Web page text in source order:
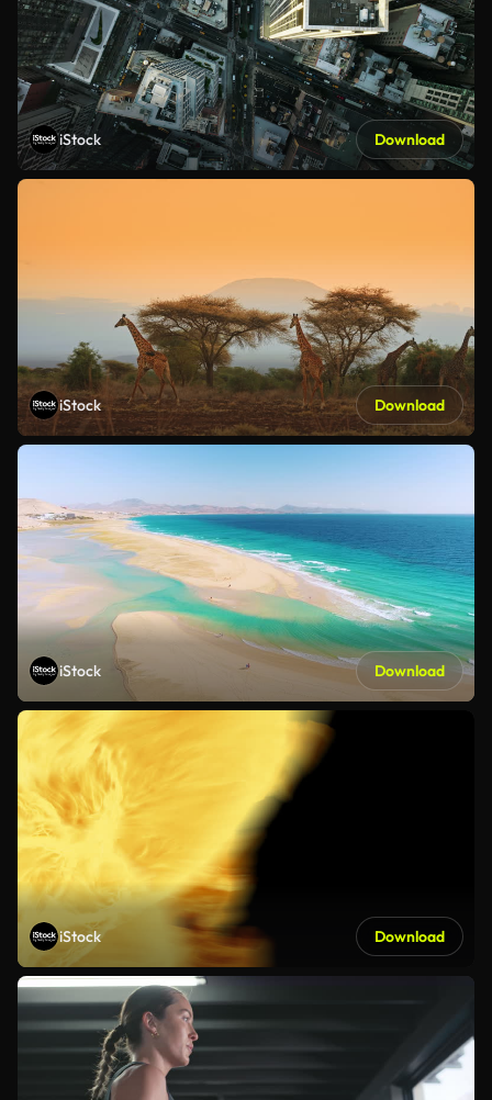
iStock Download
iStock Download
iStock Download
iStock Download